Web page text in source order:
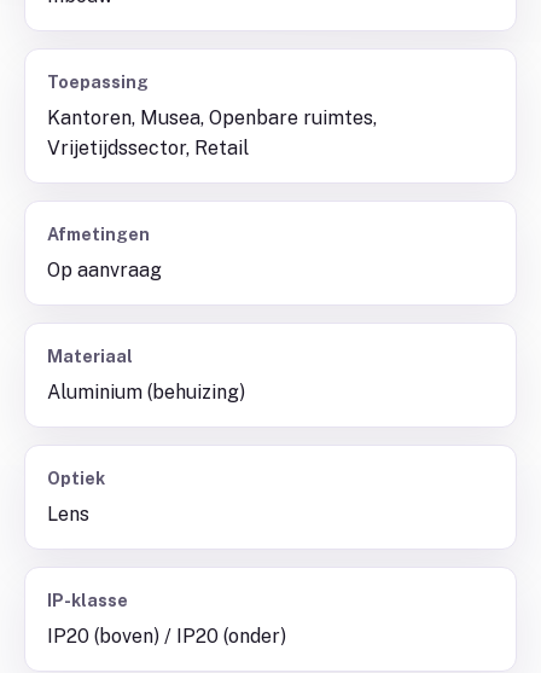
Toepassing
Kantoren, Musea, Openbare ruimtes,
Vrijetijdssector, Retail
Afmetingen
Op aanvraag
Materiaal
Aluminium (behuizing)
Optiek
Lens
IP-klasse
IP20 (boven) / IP20 (onder)